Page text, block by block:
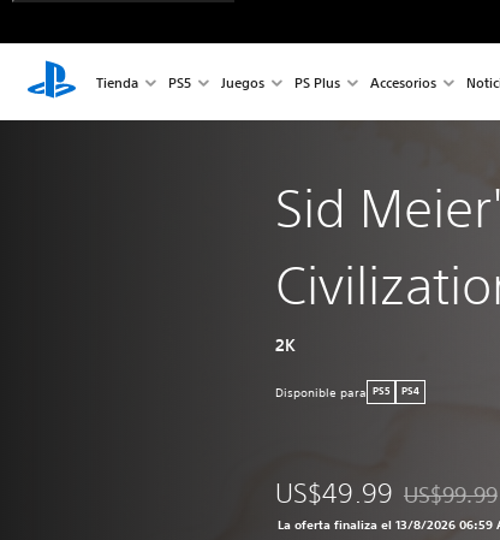
Tienda PS5 Juegos PS Plus Accesorios
Sid
2K
Disponible para PS5 PS4
US$49.99 Rebajado
US$99.99
La oferta finaliza el 13/8/2026 06:59